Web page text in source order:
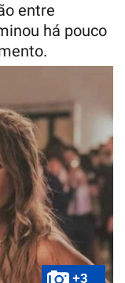
entre
há pouco
+3